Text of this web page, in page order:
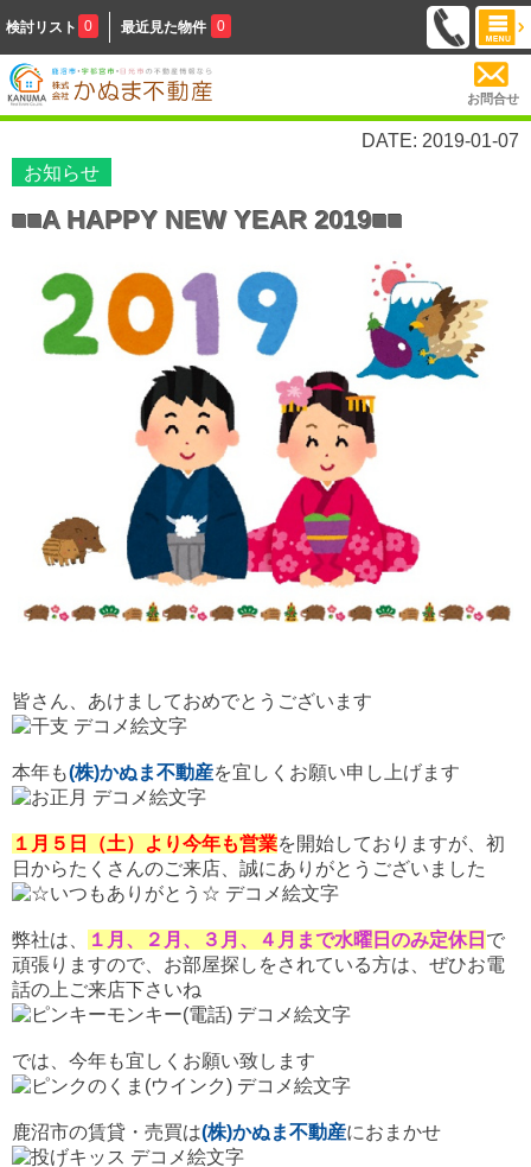
検討リスト 0 最近見た物件 0
お問合せ
DATE: 2019-01-07
お知らせ
■■A HAPPY NEW YEAR 2019■■
皆さん、あけましておめでとうございます
本年も(株)かぬま不動産を宜しくお願い申し上げます
１月５日（土）より今年も営業を開始しておりますが、初
日からたくさんのご来店、誠にありがとうございました
弊社は、 １月、２月、３月、４月まで水曜日のみ定休日 で
頑張りますので、お部屋探しをされている方は、ぜひお電
話の上ご来店下さいね
では、今年も宜しくお願い致しま す
鹿沼市の賃貸・売買は(株)かぬま不動産におまかせ